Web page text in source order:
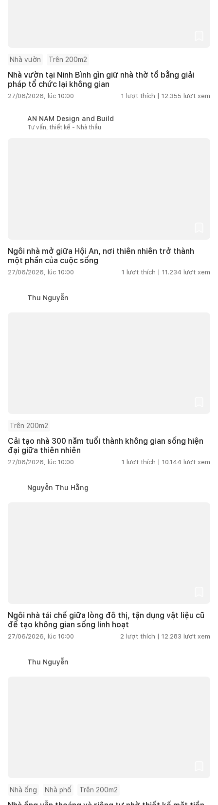
Nhà vườn Trên 200m2
Nhà vườn tại Ninh Bình gìn giữ nhà thờ tổ bằng giải
pháp tổ chức lại không gian
27/06/2026, lúc 10:00 1 lượt thích | 12.355 lượt xem
AN NAM Design and Build
Tư vấn, thiết kế - Nhà thầu
Ngôi nhà mở giữa Hội An, nơi thiên nhiên trở thành
một phần của cuộc sống
27/06/2026, lúc 10:00 1 lượt thích | 11.234 lượt xem
Thu Nguyễn
Trên 200m2
Cải tạo nhà 300 năm tuổi thành không gian sống hiện
đại giữa thiên nhiên
27/06/2026, lúc 10:00 1 lượt thích | 10.144 lượt xem
Nguyễn Thu Hằng
Ngôi nhà tái chế giữa lòng đô thị, tận dụng vật liệu cũ
để tạo không gian sống linh hoạt
27/06/2026, lúc 10:00 2 lượt thích | 12.283 lượt xem
Thu Nguyễn
Nhà ống Nhà phố Trên 200m2